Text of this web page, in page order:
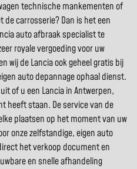
technische mankementen of
carrosserie? Dan is het een
auto afbraak specialist te
royale vergoeding voor uw
wij de Lancia ook geheel gratis bij
auto depannage ophaal dienst.
of u een Lancia in Antwerpen,
heeft staan. De service van de
plaatsen op het moment van uw
onze zelfstandige, eigen auto
het verkoop document en
en snelle afhandeling